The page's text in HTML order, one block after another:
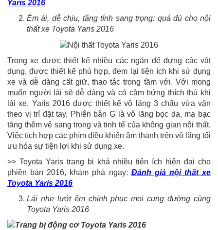
Yaris 2016
Êm ái, dễ chịu, tăng tính sang trọng: quá đủ cho nội
thất xe Toyota Yaris 2016
Trong xe được thiết kế nhiều các ngăn để đựng các vật
dụng, được thiết kế phù hợp, đem lại tiện ích khi sử dụng
xe và dễ dàng cất giữ, thao tác trong tầm với. Với mong
muốn người lái sẽ dễ dàng và có cảm hứng thích thú khi
lái xe, Yaris 2016 được thiết kế vô lăng 3 chấu vừa vặn
theo vị trí đặt tay, Phiên bản G là vô lăng bọc da, mạ bạc
tăng thêm vẻ sang trọng và tinh tế của không gian nội thất.
Việc tích hợp các phím điều khiển âm thanh trên vô lăng tối
ưu hóa sự tiện lợi khi sử dụng xe.
>> Toyota Yaris trang bị khá nhiều tiện ích hiện đại cho
phiên bản 2016, khám phá ngay: Đánh giá nội thất xe
Toyota Yaris 2016
Lái nhẹ lướt êm chinh phục mọi cung đường cùng
Toyota Yaris 2016